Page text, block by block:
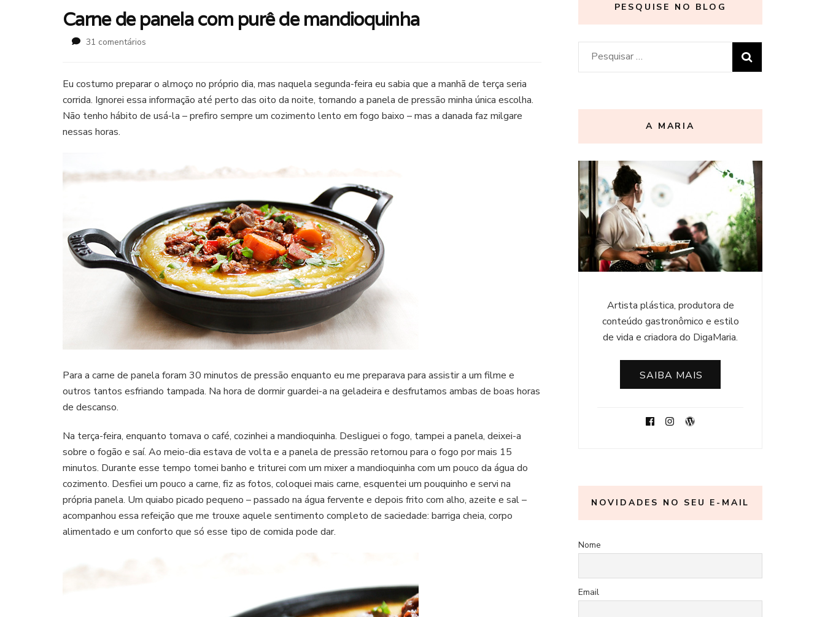
Carne de panela com purê de mandioquinha
31 comentários
panela
purê
de
Eu costumo preparar o almoço no próprio dia, mas naquela segunda-feira eu sabia que a manhã de terça seria
corrida. Ignorei essa informação até perto das oito da noite, tornando a panela de pressão minha única escolha.
Não tenho hábito de usá-la – prefiro sempre um cozimento lento em fogo baixo – mas a danada faz milgare
nessas horas.
Para a carne de panela foram 30 minutos de pressão enquanto eu me preparava para assistir a um filme e
outros tantos esfriando tampada. Na hora de dormir guardei-a na geladeira e desfrutamos ambas de boas horas
de descanso.
Na terça-feira, enquanto tomava o café, cozinhei a mandioquinha. Desliguei o fogo, tampei a panela, deixei-a
sobre o fogão e saí. Ao meio-dia estava de volta e a panela de pressão retornou para o fogo por mais 15
minutos. Durante esse tempo tomei banho e triturei com um mixer a mandioquinha com um pouco da água do
cozimento. Desfiei um pouco a carne, fiz as fotos, coloquei mais carne, esquentei um pouquinho e servi na
própria panela. Um quiabo picado pequeno – passado na água fervente e depois frito com alho, azeite e sal –
acompanhou essa refeição que me trouxe aquele sentimento completo de saciedade: barriga cheia, corpo
alimentado e um conforto que só esse tipo de comida pode dar.
PESQUISE NO BLOG
Pesquisar
por:
A MARIA
Artista plástica, produtora de
conteúdo gastronômico e estilo
de vida e criadora do DigaMaria.
SAIBA MAIS
NOVIDADES NO SEU E-MAIL
Nome
Email